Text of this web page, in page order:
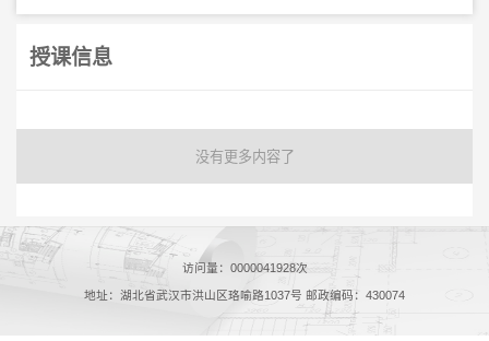
授课信息
没有更多内容了
访问量： 0000041928次
地址：湖北省武汉市洪山区珞喻路1037号 邮政编码：430074